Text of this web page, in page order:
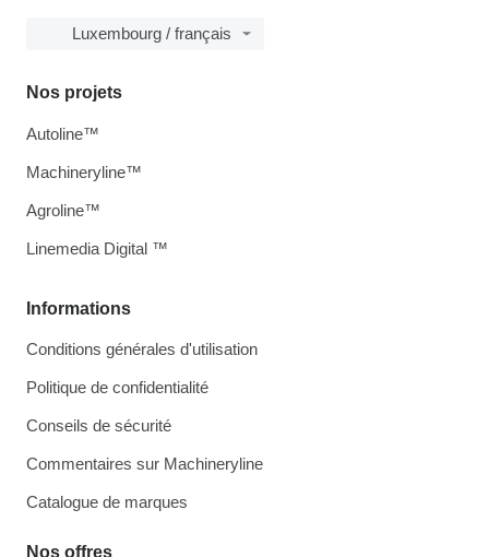
Luxembourg / français
Informations
Conditions générales d'utilisation
Politique de confidentialité
Conseils de sécurité
Commentaires sur Machineryline
Catalogue de marques
Nos offres
Nos projets
Autoline™
Machineryline™
Agroline™
Linemedia Digital ™